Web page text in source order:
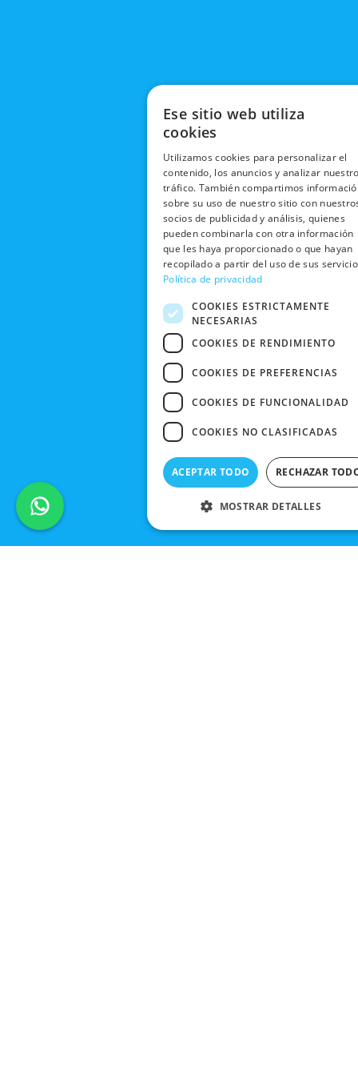
Ese sitio web utiliza
cookies
Utilizamos cookies para personalizar el
contenido, los anuncios y analizar
tráfico. También compartimos
sobre su uso de nuestro sitio con
socios de publicidad y análisis, quienes
pueden combinarla con otra información
que les haya proporcionado o que hayan
recopilado a partir del uso de sus
Política de privacidad
COOKIES ESTRICTAMENTE
NECESARIAS
COOKIES DE RENDIMIENTO
COOKIES DE PREFERENCIAS
COOKIES DE FUNCIONALIDAD
COOKIES NO CLASIFICADAS
ACEPTAR TODO RECHAZAR
MOSTRAR DETALLES